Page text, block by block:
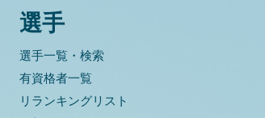
選手
選手一覧・検索
有資格者一覧
リランキングリスト